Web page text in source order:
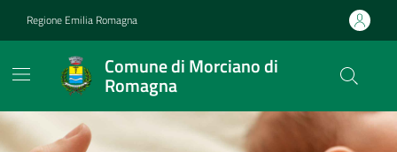
Regione Emilia Romagna
Comune di Morciano di
Romagna
Contenuti in evidenza